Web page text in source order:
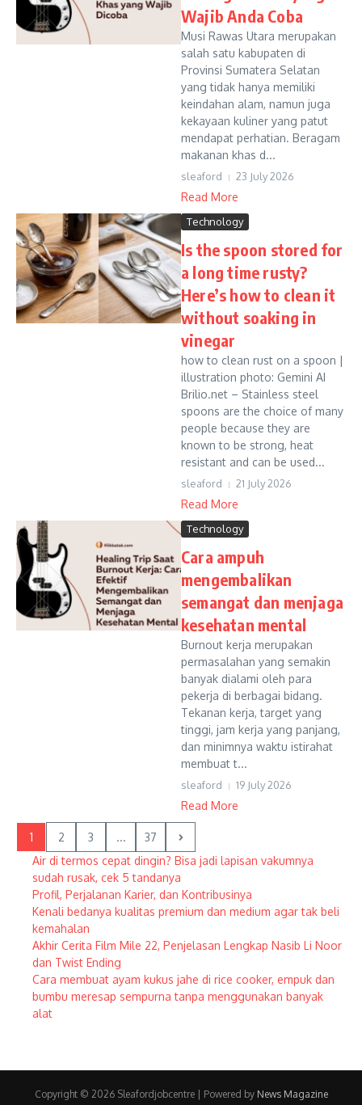
Wajib Anda Coba
Musi Rawas Utara merupakan
salah satu kabupaten di
Provinsi Sumatera Selatan
yang tidak hanya memiliki
keindahan alam, namun juga
kekayaan kuliner yang patut
mendapat perhatian. Beragam
makanan khas d...
sleaford 23 July 2026
Read More
Technology
Is the spoon stored for
a long time rusty?
Here’s how to clean it
without soaking in
vinegar
how to clean rust on a spoon |
illustration photo: Gemini AI
Brilio.net – Stainless steel
spoons are the choice of many
people because they are
known to be strong, heat
resistant and can be used...
sleaford 21 July 2026
Read More
Technology
Cara ampuh
mengembalikan
semangat dan menjaga
kesehatan mental
Burnout kerja merupakan
permasalahan yang semakin
banyak dialami oleh para
pekerja di berbagai bidang.
Tekanan kerja, target yang
tinggi, jam kerja yang panjang,
dan minimnya waktu istirahat
membuat t...
sleaford 19 July 2026
Read More
1 2 3 ...
37
Air di termos cepat dingin? Bisa jadi lapisan vakumnya
sudah rusak, cek 5 tandanya
Profil, Perjalanan Karier, dan Kontribusinya
Kenali bedanya kualitas premium dan medium agar tak beli
kemahalan
Akhir Cerita Film Mile 22, Penjelasan Lengkap Nasib Li Noor
dan Twist Ending
Cara membuat ayam kukus jahe di rice cooker, empuk dan
bumbu meresap sempurna tanpa menggunakan banyak
alat
Copyright © 2026 Sleafordjobcentre | Powered by News Magazine